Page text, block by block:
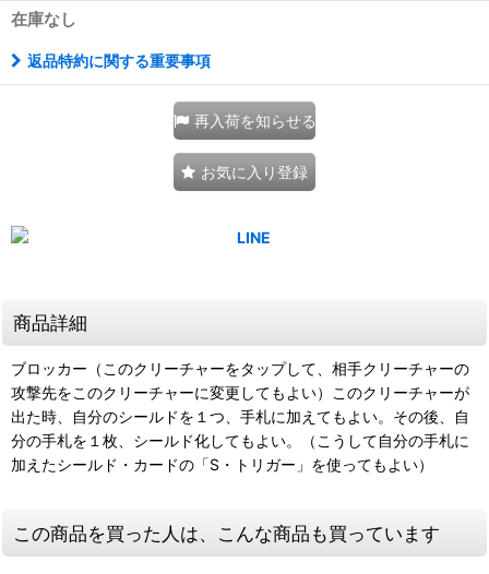
在庫なし
返品特約に関する重要事項
再入荷を知らせる
お気に入り登録
商品詳細
ブロッカー（このクリーチャーをタップして、相手クリーチャーの
攻撃先をこのクリーチャーに変更してもよい）このクリーチャーが
出た時、自分のシールドを１つ、手札に加えてもよい。その後、自
分の手札を１枚、シールド化してもよい。（こうして自分の手札に
加えたシールド・カードの「S・トリガー」を使ってもよい）
この商品を買った人は、こんな商品も買っています